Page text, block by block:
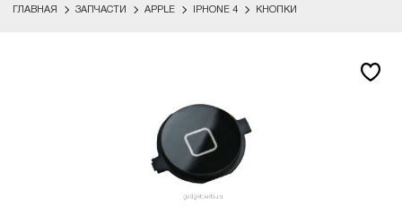
ГЛАВНАЯ ЗАПЧАСТИ APPLE IPHONE 4 КНОПКИ